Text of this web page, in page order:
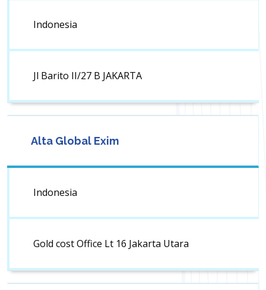
Indonesia
Jl Barito II/27 B JAKARTA
Alta Global Exim
Indonesia
Gold cost Office Lt 16 Jakarta Utara